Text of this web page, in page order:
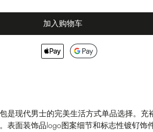
加入购物车
是现代男士的完美生活方式单品选择。充
表面装饰品logo图案细节和标志性镀钌饰